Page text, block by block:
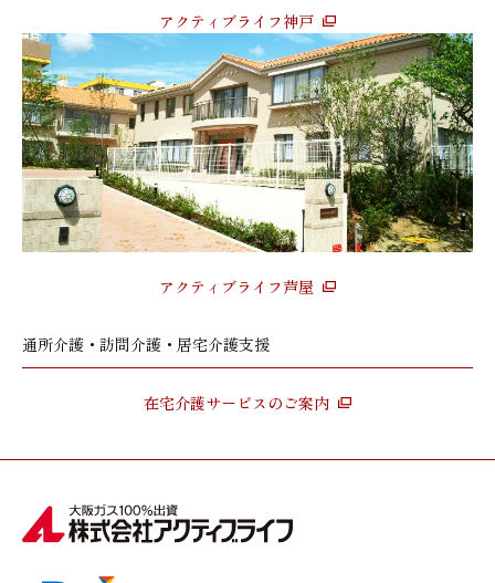
アクティブライフ神戸
アクティブライフ芦屋
通所介護・訪問介護・居宅介護支援
在宅介護サービスのご案内